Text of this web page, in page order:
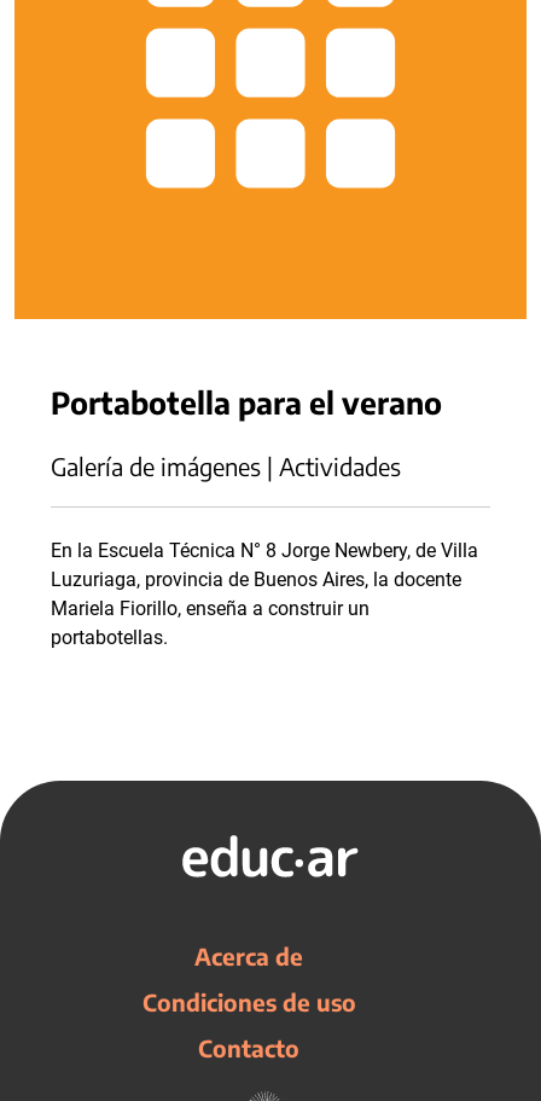
Portabotella para el verano
Galería de imágenes | Actividades
En la Escuela Técnica N° 8 Jorge Newbery, de Villa
Luzuriaga, provincia de Buenos Aires, la docente
Mariela Fiorillo, enseña a construir un
portabotellas.
Acerca de
Condiciones de uso
Contacto